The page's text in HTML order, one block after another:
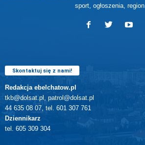
sport, ogłoszenia, region
Skontaktuj się z nami!
Redakcja ebelchatow.pl
tkb@dolsat.pl, patrol@dolsat.pl
44 635 08 07, tel. 601 307 761
Dziennikarz
tel. 605 309 304